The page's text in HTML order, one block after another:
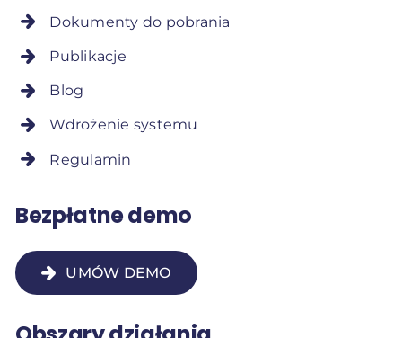
Dokumenty do pobrania
Publikacje
Blog
Wdrożenie systemu
Regulamin
Bezpłatne demo
UMÓW DEMO